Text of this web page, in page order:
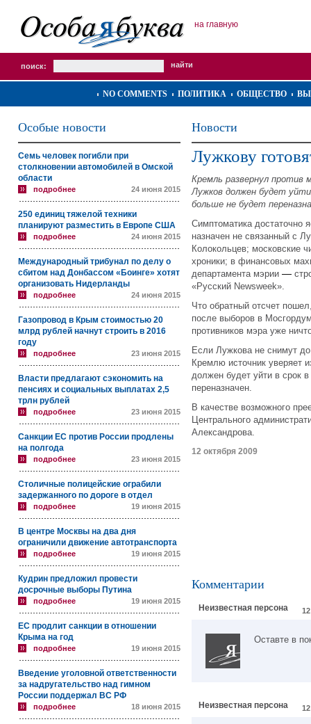
на главную
поиск:
NO COMMENTS ПОЛИТИКА ОБЩЕСТВО
Особые новости
Семь человек погибли при
столкновении автомобилей в Омской
области
подробнее 24 июня 2015
250 единиц тяжелой техники
планируют разместить в Европе США
подробнее 24 июня 2015
Международный трибунал по делу о
сбитом над Донбассом «Боинге» хотят
организовать Нидерланды
подробнее 24 июня 2015
Газопровод в Крым стоимостью 20
млрд рублей начнут строить в 2016
году
подробнее 23 июня 2015
Власти предлагают сэкономить на
пенсиях и социальных выплатах 2,5
трлн рублей
подробнее 23 июня 2015
Санкции ЕС против России продлены
на полгода
подробнее 23 июня 2015
Столичные полицейские ограбили
задержанного по дороге в отдел
подробнее 19 июня 2015
В центре Москвы на два дня
ограничили движение автотранспорта
подробнее 19 июня 2015
Кудрин предложил провести
досрочные выборы Путина
подробнее 19 июня 2015
ЕС продлит санкции в отношении
Крыма на год
подробнее 19 июня 2015
Введение уголовной ответственности
за надругательство над гимном
России поддержал ВС РФ
подробнее 18 июня 2015
Новости
Лужкову
Кремль развернул
Лужков должен будет
больше не будет
Симптоматика достаточно
назначен не связанный с
Колокольцев; московские
хроники; в финансовых
департамента мэрии —
«Русский Newsweek».
Что обратный отсчет
после выборов в
противников мэра уже
Если Лужкова не снимут
Кремлю источник уверяет
должен будет уйти в срок
переназначен.
В качестве возможного
Центрального
Александрова.
12 октября 2009
Комментарии
Неизвестная персона
Оставте в
Неизвестная персона